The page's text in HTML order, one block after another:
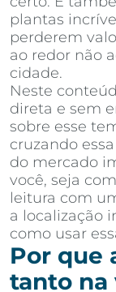
plantas
perderem
ao redor não
cidade.
Neste
direta e sem
sobre esse
cruzando
do mercado
você, seja
leitura com
a localização
como usar
Por que
tanto na